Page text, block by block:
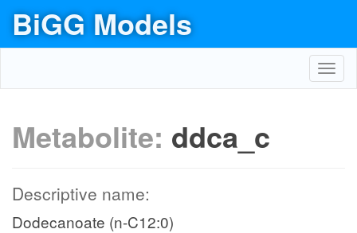
BiGG Models
Metabolite: ddca_c
Descriptive name:
Dodecanoate (n-C12:0)